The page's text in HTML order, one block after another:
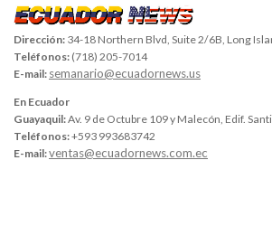
Dirección: 34-18 Northern Blvd, Suite 2/6B, Long
Teléfonos: (718) 205-7014
E-mail: semanario@ecuadornews.us
En Ecuador
Guayaquil:Av. 9 de Octubre 109 y Malecón, Edif.
Teléfonos:+593 993683742
E-mail:ventas@ecuadornews.com.ec